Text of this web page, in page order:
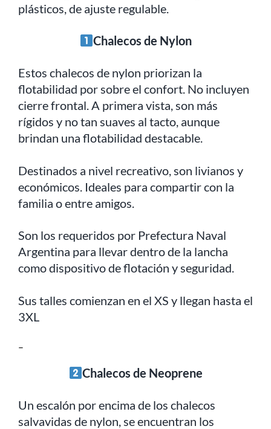
plásticos, de ajuste regulable.
Chalecos de Nylon
Estos chalecos de nylon priorizan la
flotabilidad por sobre el confort. No incluyen
cierre frontal. A primera vista, son más
rígidos y no tan suaves al tacto, aunque
brindan una flotabilidad destacable.
Destinados a nivel recreativo, son livianos y
económicos. Ideales para compartir con la
familia o entre amigos.
Son los requeridos por Prefectura Naval
Argentina para llevar dentro de la lancha
como dispositivo de flotación y seguridad.
Sus talles comienzan en el XS y llegan hasta el
3XL
–
Chalecos de Neoprene
Un escalón por encima de los chalecos
salvavidas de nylon, se encuentran los